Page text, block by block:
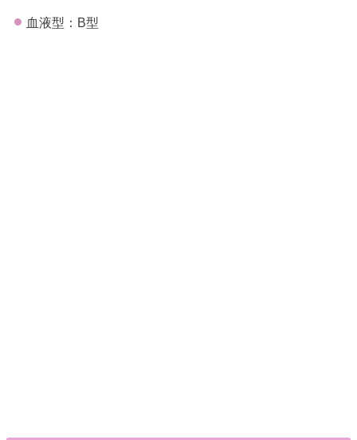
血液型：B型